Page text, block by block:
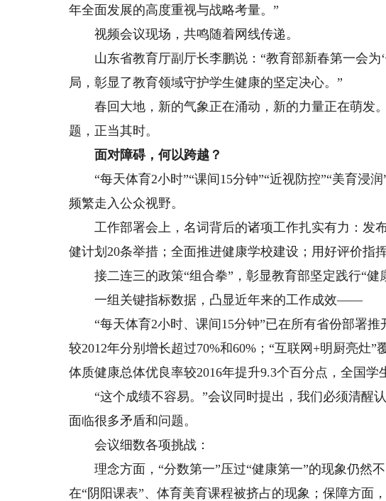
年全面发展的高度重视与战略考量。”
视频会议现场，共鸣随着网线传递。
山东省教育厅副厅长李鹏说：“教育部新春第一会为‘
局，彰显了教育领域守护学生健康的坚定决心。”
春回大地，新的气象正在涌动，新的力量正在萌发
题，正当其时。
面对障碍，何以跨越？
“每天体育2小时”“课间15分钟”“近视防控”“美育浸
频繁走入公众视野。
工作部署会上，名词背后的诸项工作扎实有力：发
健计划20条举措；全面推进健康学校建设；用好评价
接二连三的政策“组合拳”，彰显教育部坚定践行“健
一组关键指标数据，凸显近年来的工作成效——
“每天体育2小时、课间15分钟”已在所有省份部署推
较2012年分别增长超过70%和60%；“互联网+明厨亮灶”
体质健康总体优良率较2016年提升9.3个百分点，全国学
“这个成绩不容易。”会议同时提出，我们必须清醒
面临很多矛盾和问题。
会议细数各项挑战：
理念方面，“分数第一”压过“健康第一”的现象仍然
在“阴阳课表”、体育美育课程被挤占的现象；保障方面